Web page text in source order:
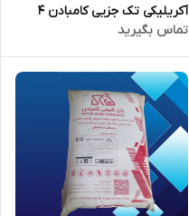
آکریلیکی تک جزیی کامبادن 4
کیلویی
تماس بگیرید